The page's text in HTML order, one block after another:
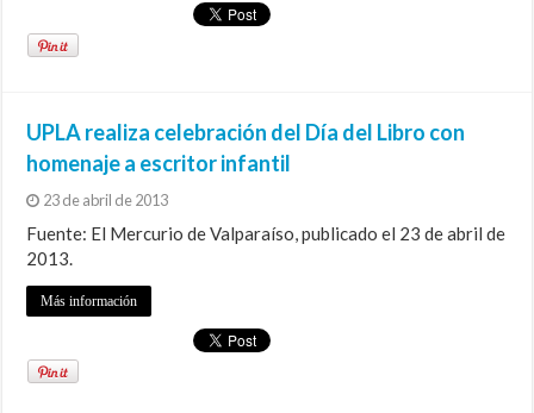
UPLA realiza celebración del Día del Libro con
homenaje a escritor infantil
23 de abril de 2013
Fuente: El Mercurio de Valparaíso, publicado el 23 de abril de
2013.
Más información